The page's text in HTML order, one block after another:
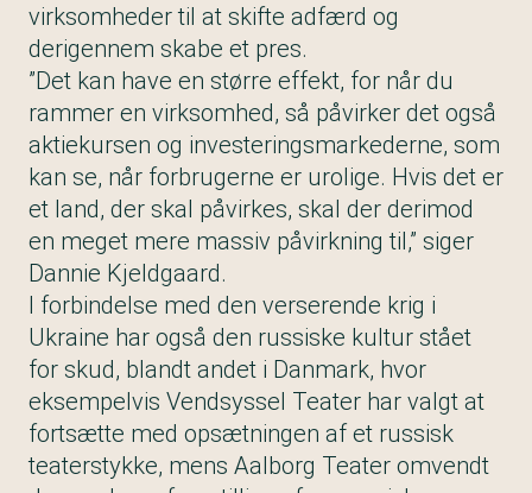
virksomheder til at skifte adfærd og
derigennem skabe et pres.
”Det kan have en større effekt, for når du
rammer en virksomhed, så påvirker det også
aktiekursen og investeringsmarkederne, som
kan se, når forbrugerne er urolige. Hvis det er
et land, der skal påvirkes, skal der derimod
en meget mere massiv påvirkning til,” siger
Dannie Kjeldgaard.
I forbindelse med den verserende krig i
Ukraine har også den russiske kultur stået
for skud, blandt andet i Danmark, hvor
eksempelvis Vendsyssel Teater har valgt at
fortsætte med opsætningen af et russisk
teaterstykke, mens Aalborg Teater omvendt